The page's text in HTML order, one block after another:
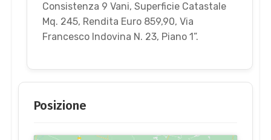
Consistenza 9 Vani, Superficie Catastale
Mq. 245, Rendita Euro 859,90, Via
Francesco Indovina N. 23, Piano 1”.
Posizione